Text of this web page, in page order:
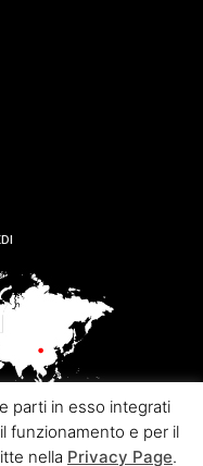
parti in esso integrati
funzionamento e per il
nella Privacy Page.